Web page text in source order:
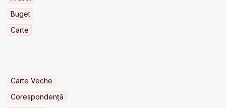
Buget
Carte
Carte Veche
Corespondență